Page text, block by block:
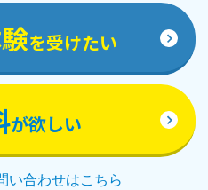
を受けたい
が欲しい
い合わせはこちら